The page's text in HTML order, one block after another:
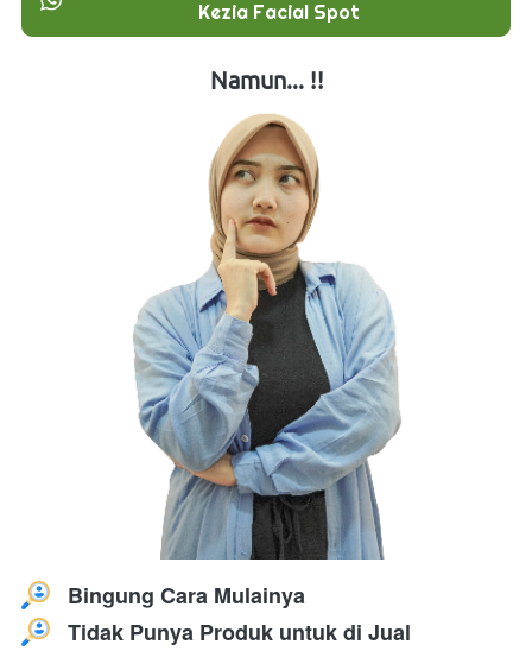
Kezia Facial Spot
Namun... !!
Bingung Cara Mulainya
Tidak Punya Produk untuk di Jual